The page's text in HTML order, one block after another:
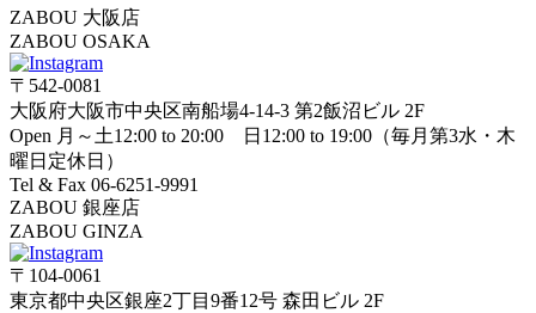
ZABOU 大阪店
ZABOU OSAKA
〒542-0081
大阪府大阪市中央区南船場4-14-3 第2飯沼ビル 2F
Open 月～土12:00 to 20:00 日12:00 to 19:00（毎月第3水・木
曜日定休日）
Tel & Fax 06-6251-9991
ZABOU 銀座店
ZABOU GINZA
〒104-0061
東京都中央区銀座2丁目9番12号 森田ビル 2F